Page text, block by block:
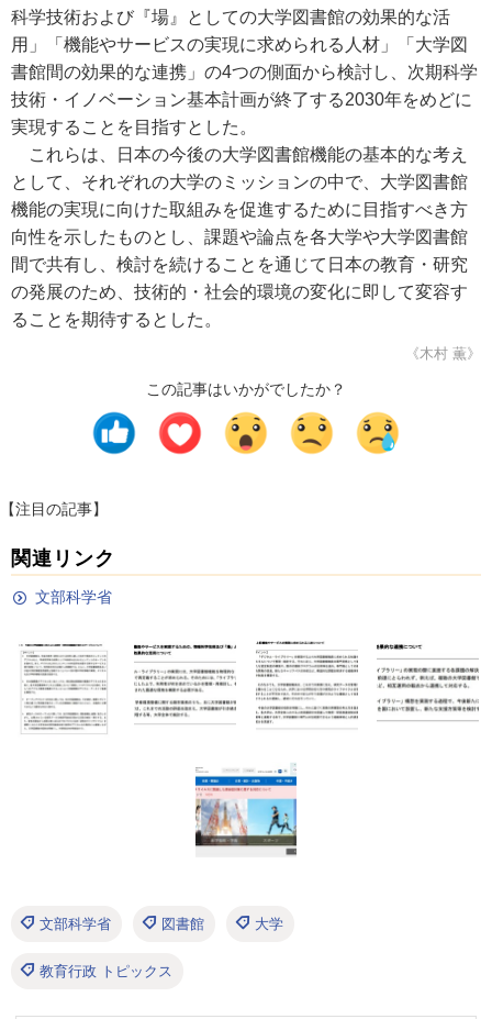
科学技術および『場』としての大学図書館の効果的な活
用」「機能やサービスの実現に求められる人材」「大学図
書館間の効果的な連携」の4つの側面から検討し、次期科学
技術・イノベーション基本計画が終了する2030年をめどに
実現することを目指すとした。
これらは、日本の今後の大学図書館機能の基本的な考え
として、それぞれの大学のミッションの中で、大学図書館
機能の実現に向けた取組みを促進するために目指すべき方
向性を示したものとし、課題や論点を各大学や大学図書館
間で共有し、検討を続けることを通じて日本の教育・研究
の発展のため、技術的・社会的環境の変化に即して変容す
ることを期待するとした。
《木村 薫》
この記事はいかがでしたか？
【注目の記事】
関連リンク
文部科学省
文部科学省 図書館 大学
教育行政 トピックス